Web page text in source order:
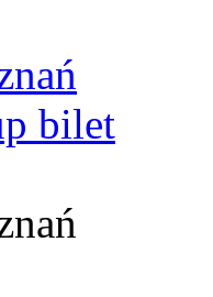
bilet